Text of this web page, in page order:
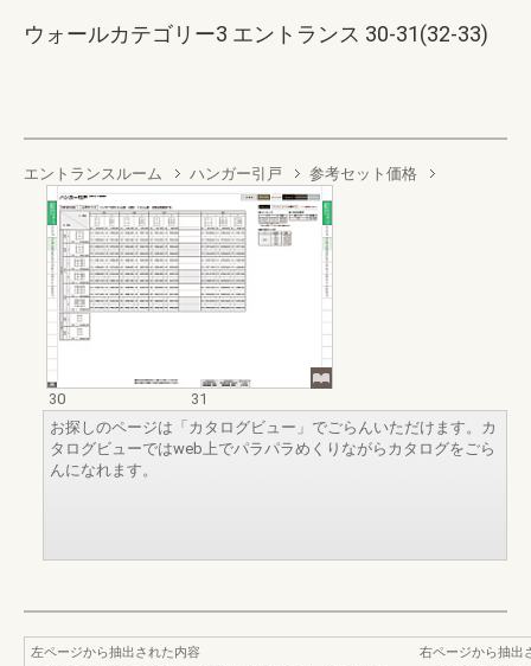
ウォールカテゴリー3 エントランス 30-31(32-33)
エントランスルーム ハンガー引戸 参考セット価格
30
31
お探しのページは「カタログビュー」でごらんいただけます。カ
タログビューではweb上でパラパラめくりながらカタログをごら
んになれます。
左ページから抽出された内容
右ページから抽出